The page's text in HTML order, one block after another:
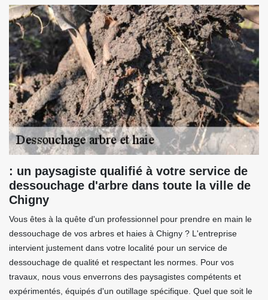
: un paysagiste qualifié à votre service de
dessouchage d'arbre dans toute la ville de
Chigny
Vous êtes à la quête d'un professionnel pour prendre en main le
dessouchage de vos arbres et haies à Chigny ? L'entreprise
intervient justement dans votre localité pour un service de
dessouchage de qualité et respectant les normes. Pour vos
travaux, nous vous enverrons des paysagistes compétents et
expérimentés, équipés d'un outillage spécifique. Quel que soit le